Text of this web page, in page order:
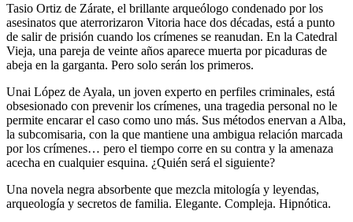
Tasio Ortiz de Zárate, el brillante arqueólogo condenado por los
asesinatos que aterrorizaron Vitoria hace dos décadas, está a punto
de salir de prisión cuando los crímenes se reanudan. En la Catedral
Vieja, una pareja de veinte años aparece muerta por picaduras de
abeja en la garganta. Pero solo serán los primeros.
Unai López de Ayala, un joven experto en perfiles criminales, está
obsesionado con prevenir los crímenes, una tragedia personal no le
permite encarar el caso como uno más. Sus métodos enervan a Alba,
la subcomisaria, con la que mantiene una ambigua relación marcada
por los crímenes… pero el tiempo corre en su contra y la amenaza
acecha en cualquier esquina. ¿Quién será el siguiente?
Una novela negra absorbente que mezcla mitología y leyendas,
arqueología y secretos de familia. Elegante. Compleja. Hipnótica.